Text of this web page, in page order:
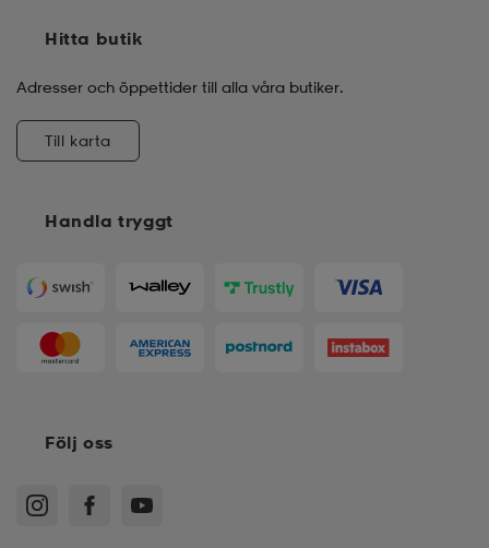
Handla tryggt
Hitta butik
Adresser och öppettider till alla våra butiker.
Till karta
Följ oss